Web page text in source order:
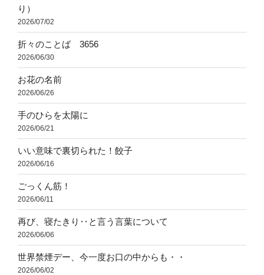
り）
2026/07/02
折々のことば 3656
2026/06/30
お花の名前
2026/06/26
手のひらを太陽に
2026/06/21
いい意味で裏切られた！餃子
2026/06/16
ごっくん筋！
2026/06/11
再び、寝たきり‥と言う言葉について
2026/06/06
世界禁煙デー、今一度お口の中からも・・
2026/06/02